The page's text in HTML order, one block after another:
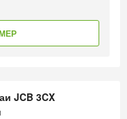
JCB 3CX